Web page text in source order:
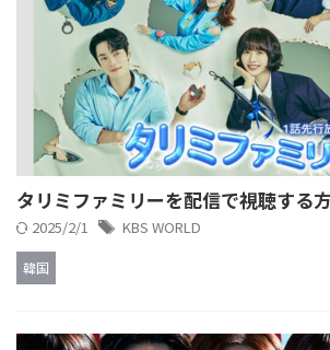
タリミファミリーを配信で視聴する
2025/2/1 KBS WORLD
韓国